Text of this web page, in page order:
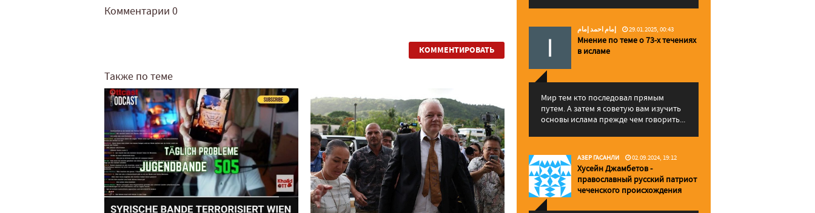
Комментарии 0
КОММЕНТИРОВАТЬ
Также по теме
إمام احمد إمام 29.01.2025, 00:43
Мнение по теме о 73-х течениях
в исламе
Мир тем кто последовал прямым
путем. А затем я советую вам изучить
основы ислама прежде чем говорить...
АЗЕР ГАСАНЛИ 02.09.2024, 19:12
Хусейн Джамбетов -
православный русский патриот
чеченского происхождения